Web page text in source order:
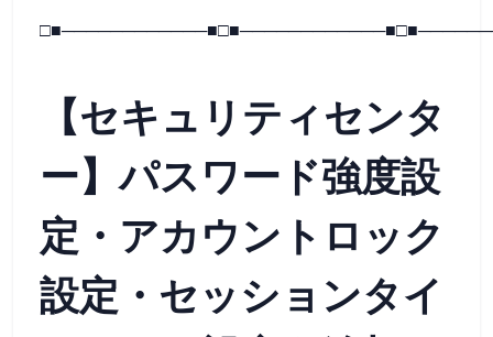
【セキュリティセンタ
ー】パスワード強度設
定・アカウントロック
設定・セッションタイ